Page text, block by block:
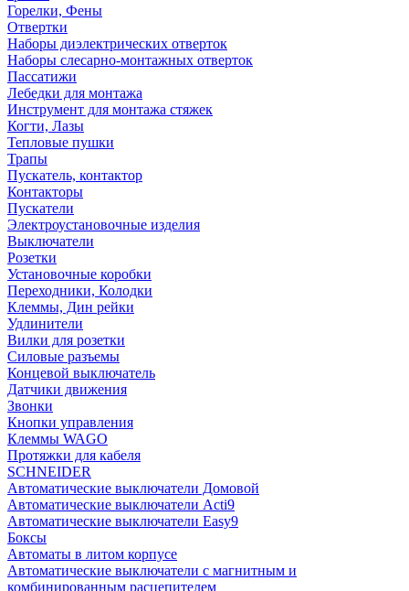
Горелки, Фены
Отвертки
Наборы диэлектрических отверток
Наборы слесарно-монтажных отверток
Пассатижи
Лебедки для монтажа
Инструмент для монтажа стяжек
Когти, Лазы
Тепловые пушки
Трапы
Пускатель, контактор
Контакторы
Пускатели
Электроустановочные изделия
Выключатели
Розетки
Установочные коробки
Переходники, Колодки
Клеммы, Дин рейки
Удлинители
Вилки для розетки
Силовые разъемы
Концевой выключатель
Датчики движения
Звонки
Кнопки управления
Клеммы WAGO
Протяжки для кабеля
SCHNEIDER
Автоматические выключатели Домовой
Автоматические выключатели Acti9
Автоматические выключатели Easy9
Боксы
Автоматы в литом корпусе
Автоматические выключатели с магнитным и
комбинированным расцепителем